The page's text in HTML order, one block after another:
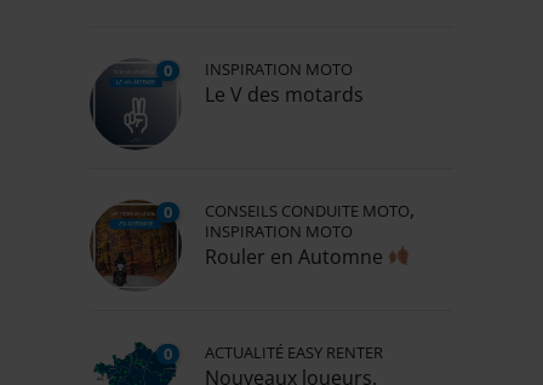
0 INSPIRATION MOTO
Le V des motards
0 CONSEILS CONDUITE MOTO,
INSPIRATION MOTO
Rouler en Automne
0 ACTUALITÉ EASY RENTER
Nouveaux loueurs.